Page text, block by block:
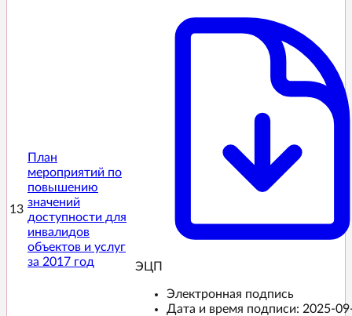
13
План
мероприятий по
повышению
значений
доступности для
инвалидов
объектов и услуг
за 2017 год
ЭЦП️
Электронная подпись
Дата и время подписи: 2025-